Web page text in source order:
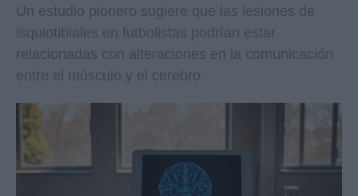
Un estudio pionero sugiere que las lesiones de
isquiotibiales en futbolistas podrían estar
relacionadas con alteraciones en la comunicación
entre el músculo y el cerebro.